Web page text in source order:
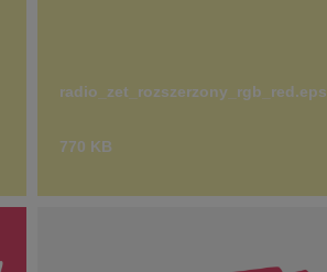
radio_zet_rozszerzony_rgb_red.eps
770 KB